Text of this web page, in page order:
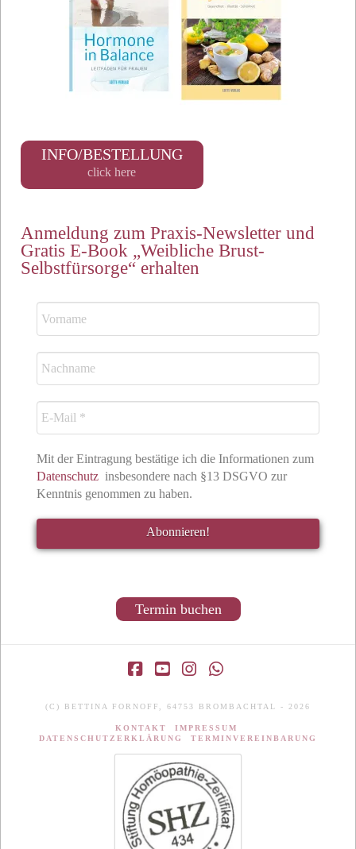
INFO/BESTELLUNG
click here
Anmeldung zum Praxis-Newsletter und
Gratis E-Book „Weibliche Brust-
Selbstfürsorge“ erhalten
Mit der Eintragung bestätige ich die Informationen zum
Datenschutz insbesondere nach §13 DSGVO zur
Kenntnis genommen zu haben.
Termin buchen
(C) BETTINA FORNOFF, 64753 BROMBACHTAL - 2026
KONTAKT
IMPRESSUM
DATENSCHUTZERKLÄRUNG
TERMINVEREINBARUNG